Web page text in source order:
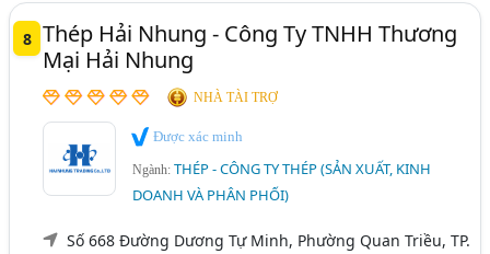
8 Thép Hải Nhung - Công Ty TNHH Thương
Mại Hải Nhung
NHÀ TÀI TRỢ
Được xác minh
Ngành:THÉP - CÔNG TY THÉP (SẢN XUẤT, KINH
DOANH VÀ PHÂN PHỐI)
Số 668 Đường Dương Tự Minh, Phường Quan Triều, TP.